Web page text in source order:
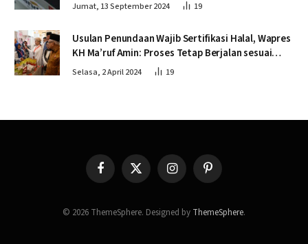
Jumat, 13 September 2024 19
Usulan Penundaan Wajib Sertifikasi Halal, Wapres
KH Ma’ruf Amin: Proses Tetap Berjalan sesuai
Penahapan
Selasa, 2 April 2024 19
FacebookX
(Twitter)
InstagramPinterest
© 2026 ThemeSphere. Designed by ThemeSphere.